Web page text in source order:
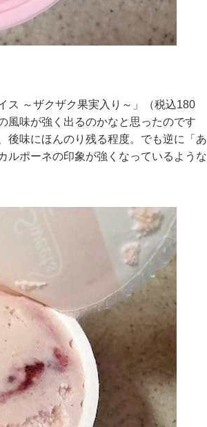
ス ～ザクザク果実入り～」（税込180
風味が強く出るのかなと思ったのです
後味にほんのり残る程度。でも逆に「あ
ルポーネの印象が強くなっているような